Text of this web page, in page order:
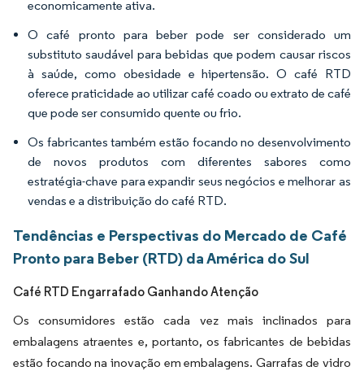
economicamente ativa.
O café pronto para beber pode ser considerado um
substituto saudável para bebidas que podem causar riscos
à saúde, como obesidade e hipertensão. O café RTD
oferece praticidade ao utilizar café coado ou extrato de café
que pode ser consumido quente ou frio.
Os fabricantes também estão focando no desenvolvimento
de novos produtos com diferentes sabores como
estratégia-chave para expandir seus negócios e melhorar as
vendas e a distribuição do café RTD.
Tendências e Perspectivas do Mercado de Café
Pronto para Beber (RTD) da América do Sul
Café RTD Engarrafado Ganhando Atenção
Os consumidores estão cada vez mais inclinados para
embalagens atraentes e, portanto, os fabricantes de bebidas
estão focando na inovação em embalagens. Garrafas de vidro